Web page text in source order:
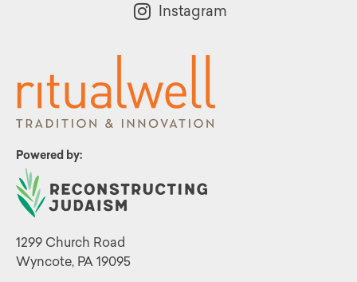
Powered by:
1299 Church Road
Wyncote, PA 19095
Instagram